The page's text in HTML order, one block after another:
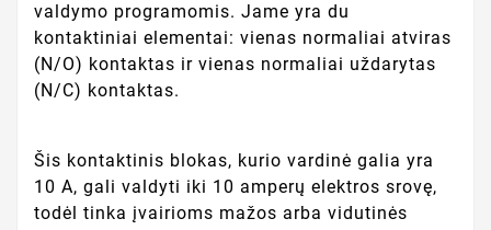
valdymo programomis. Jame yra du
kontaktiniai elementai: vienas normaliai atviras
(N/O) kontaktas ir vienas normaliai uždarytas
(N/C) kontaktas.
Šis kontaktinis blokas, kurio vardinė galia yra
10 A, gali valdyti iki 10 amperų elektros srovę,
todėl tinka įvairioms mažos arba vidutinės